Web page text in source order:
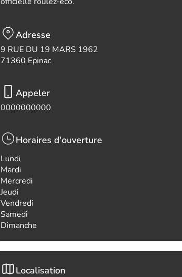
Adresse
9 RUE DU 19 MARS 1962
71360 Epinac
Appeler
0000000000
Horaires d'ouverture
Lundi
Mardi
Mercredi
Jeudi
Vendredi
Samedi
Dimanche
Localisation